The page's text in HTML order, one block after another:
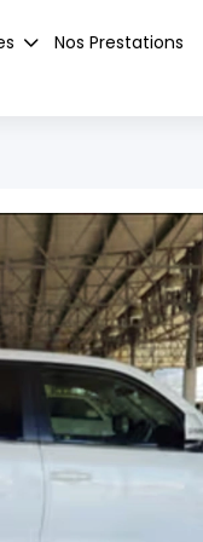
Nos Prestations